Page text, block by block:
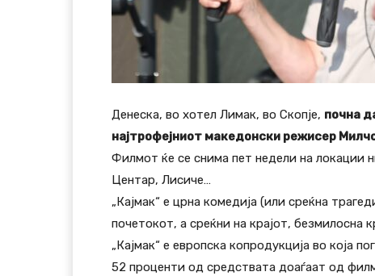
Денеска, во хотел Лимак, во Скопје, почна
најтрофејниот македонски режисер
Филмот ќе се снима пет недели на локации
Центар, Лисиче…
„Кајмак“ е црна комедија (или среќна
почетокот, а среќни на крајот, безмилосна
„Кајмак“ е европска копродукција во која
52 проценти од средствата доаѓаат од